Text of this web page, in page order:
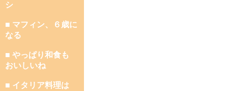
シ
■ マフィン、６歳に
なる
■ やっぱり和食も
おいしいね
■ イタリア料理は